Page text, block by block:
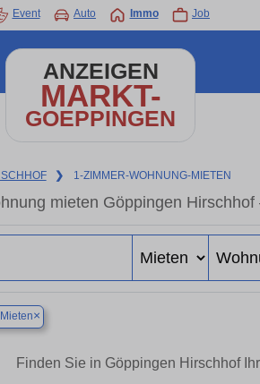
Event Auto Immo Job
ANZEIGEN
MARKT-
GOEPPINGEN
❯ 1-ZIMMER-WOHNUNG-MIETEN
mieten Göppingen
×
Finden Sie in Göppingen Hirschhof